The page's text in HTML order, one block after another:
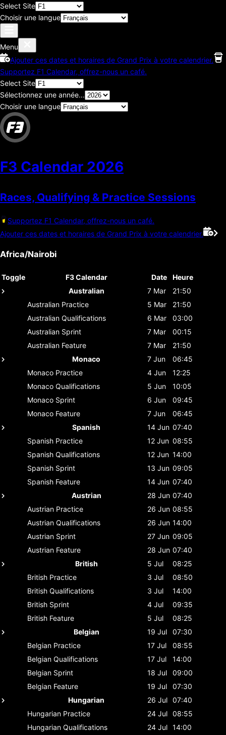
Select Site
Choisir une langue
Menu
Ajouter ces dates et horaires de Grand Prix à votre calendrier.
Supportez F1 Calendar, offrez-nous un café.
Select Site
Sélectionnez une année...
Choisir une langue
F3 Calendar 2026
Races, Qualifying & Practice Sessions
Supportez F1 Calendar, offrez-nous un café.
Ajouter ces dates et horaires de Grand Prix à votre calendrier.
Africa/Nairobi
Toggle F3 Calendar Date
Heure
Australian
7 Mar
21:50
Australian Practice 5 Mar
21:50
Australian Qualifications 6 Mar
03:00
Australian Sprint 7 Mar
00:15
Australian Feature 7 Mar
21:50
Monaco
7 Jun
06:45
Monaco Practice 4 Jun
12:25
Monaco Qualifications 5 Jun
10:05
Monaco Sprint 6 Jun
09:45
Monaco Feature 7 Jun
06:45
Spanish
14 Jun 07:40
Spanish Practice 12 Jun 08:55
Spanish Qualifications 12 Jun 14:00
Spanish Sprint 13 Jun 09:05
Spanish Feature 14 Jun 07:40
Austrian
28 Jun 07:40
Austrian Practice 26 Jun 08:55
Austrian Qualifications 26 Jun 14:00
Austrian Sprint 27 Jun 09:05
Austrian Feature 28 Jun 07:40
British
5 Jul
08:25
British Practice 3 Jul
08:50
British Qualifications 3 Jul
14:00
British Sprint 4 Jul
09:35
British Feature 5 Jul
08:25
Belgian
19 Jul
07:30
Belgian Practice 17 Jul
08:55
Belgian Qualifications 17 Jul
14:00
Belgian Sprint 18 Jul
09:00
Belgian Feature 19 Jul
07:30
Hungarian
26 Jul 07:40
Hungarian Practice 24 Jul 08:55
Hungarian Qualifications 24 Jul 14:00